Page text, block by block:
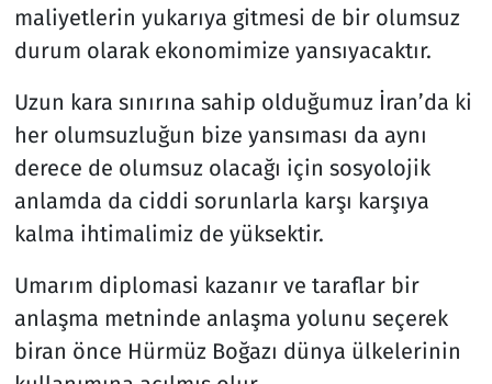
maliyetlerin yukarıya gitmesi de bir olumsuz
durum olarak ekonomimize yansıyacaktır.
Uzun kara sınırına sahip olduğumuz İran’da ki
her olumsuzluğun bize yansıması da aynı
derece de olumsuz olacağı için sosyolojik
anlamda da ciddi sorunlarla karşı karşıya
kalma ihtimalimiz de yüksektir.
Umarım diplomasi kazanır ve taraflar bir
anlaşma metninde anlaşma yolunu seçerek
biran önce Hürmüz Boğazı dünya ülkelerinin